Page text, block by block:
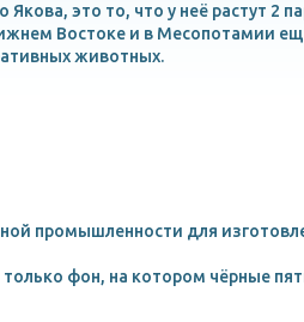
Якова, это то, что у неё растут 2
Востоке и в Месопотамии
животных.
промышленности для
только фон, на котором чёрные